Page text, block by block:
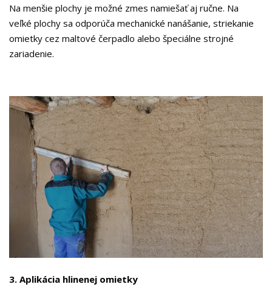
Na menšie plochy je možné zmes namiešať aj ručne. Na
veľké plochy sa odporúča mechanické nanášanie, striekanie
omietky cez maltové čerpadlo alebo špeciálne strojné
zariadenie.
3. Aplikácia hlinenej omietky